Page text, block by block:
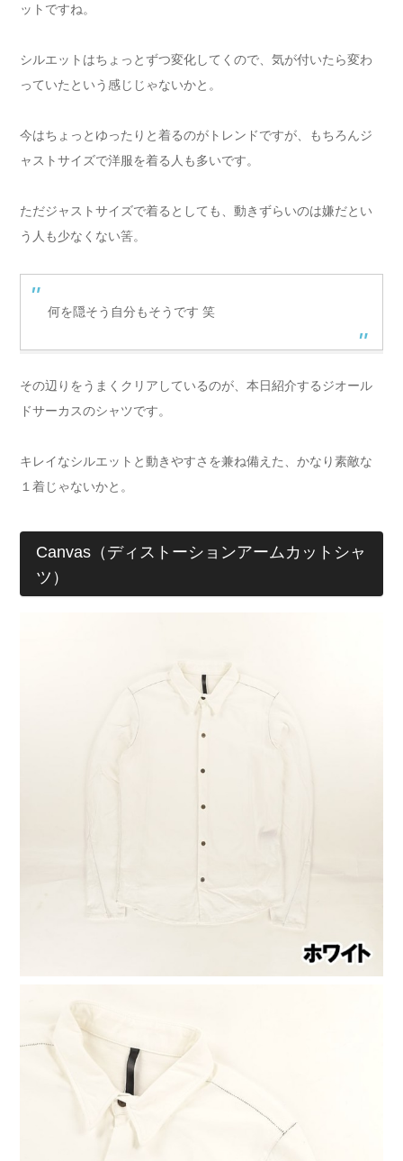
ットですね。
シルエットはちょっとずつ変化してくので、気が付いたら変わ
っていたという感じじゃないかと。
今はちょっとゆったりと着るのがトレンドですが、もちろんジ
ャストサイズで洋服を着る人も多いです。
ただジャストサイズで着るとしても、動きずらいのは嫌だとい
う人も少なくない筈。
何を隠そう自分もそうです 笑
その辺りをうまくクリアしているのが、本日紹介するジオール
ドサーカスのシャツです。
キレイなシルエットと動きやすさを兼ね備えた、かなり素敵な
１着じゃないかと。
Canvas（ディストーションアームカットシャ
ツ）